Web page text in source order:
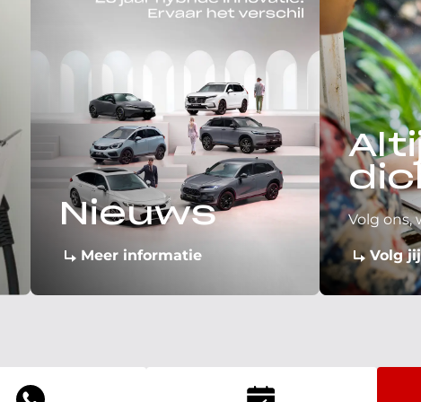
Nieuws
Meer informatie
Volg ons,
Volg